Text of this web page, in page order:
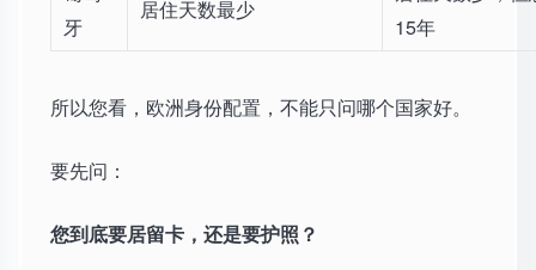
牙
居住天数最少
15年
所以您看，欧洲身份配置，不能只问哪个国家好。
要先问：
您到底要居留卡，还是要护照？